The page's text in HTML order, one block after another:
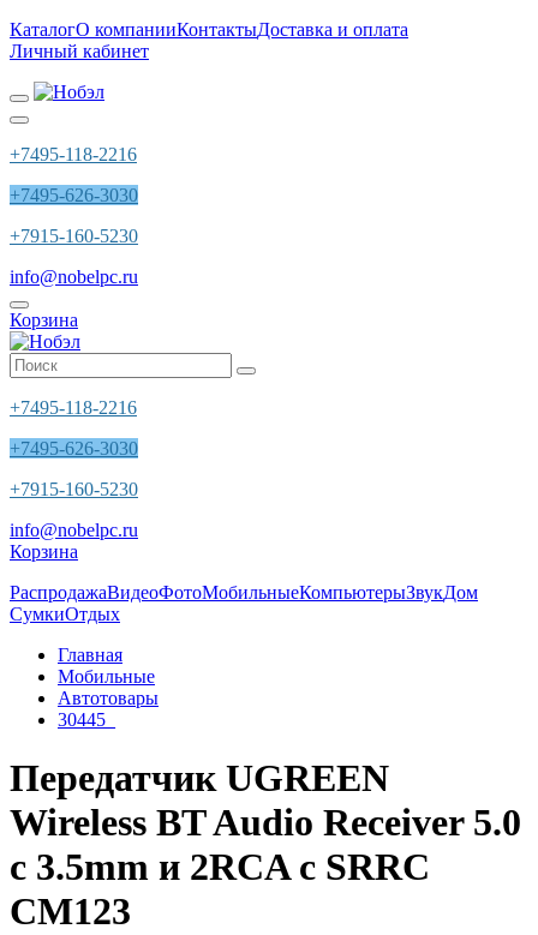
КаталогО компанииКонтактыДоставка и оплата
Личный кабинет
+7495-118-2216
+7495-626-3030
+7915-160-5230
info@nobelpc.ru
Корзина
+7495-118-2216
+7495-626-3030
+7915-160-5230
info@nobelpc.ru
Корзина
РаспродажаВидеоФотоМобильныеКомпьютерыЗвукДом
СумкиОтдых
Главная
Мобильные
Автотовары
30445_
Передатчик UGREEN
Wireless BT Audio Receiver 5.0
с 3.5mm и 2RCA с SRRC
CM123